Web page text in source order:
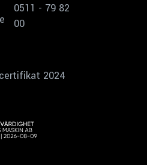
0511 - 79 82
00